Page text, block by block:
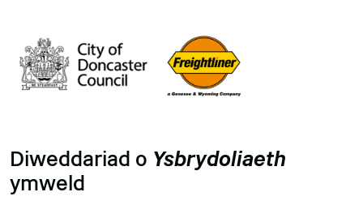
Diweddariad o Ysbrydoliaeth
ymweld